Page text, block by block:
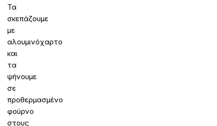
Τα
σκεπάζουμε
με
αλουμινόχαρτο
και
τα
ψήνουμε
σε
προθερμασμένο
φούρνο
στους